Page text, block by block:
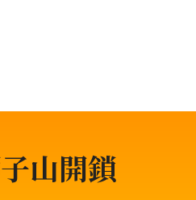
山開鎖